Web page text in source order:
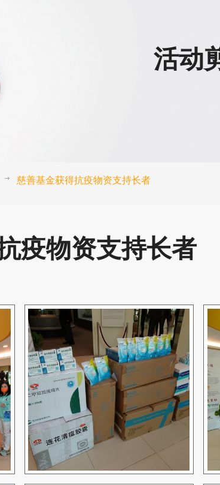
活动
慈善基金获得抗疫物资支持长者
疫物资支持长者